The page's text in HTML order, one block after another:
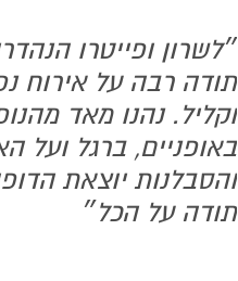
״לשרון ופייטרו
תודה רבה על אירוח
וקליל. נהנו מאד
באופניים, ברגל ועל
והסבלנות יוצאת
תודה על הכל״